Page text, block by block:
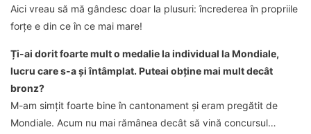
Aici vreau să mă gândesc doar la plusuri: încrederea în propriile
forțe e din ce în ce mai mare!
Ți-ai dorit foarte mult o medalie la individual la Mondiale,
lucru care s-a și întâmplat. Puteai obține mai mult decât
bronz?
M-am simțit foarte bine în cantonament și eram pregătit de
Mondiale. Acum nu mai rămânea decât să vină concursul…